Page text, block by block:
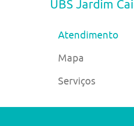
UBS Jardim
Atendimento
Mapa
Serviços